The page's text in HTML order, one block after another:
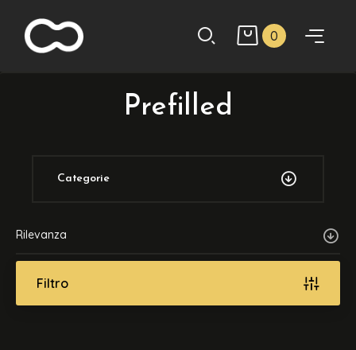
0
Prefilled
Categorie
Rilevanza
Filtro